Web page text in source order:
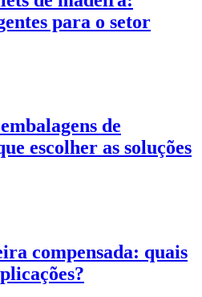
para o setor
de
escolher as soluções
compensada: quais